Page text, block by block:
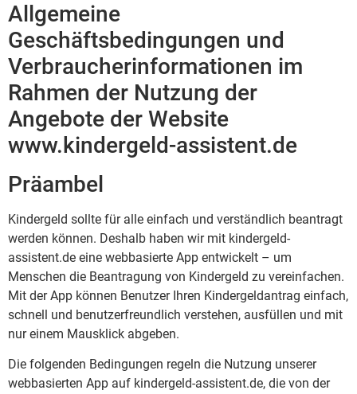
Allgemeine
Geschäftsbedingungen und
Verbraucherinformationen im
Rahmen der Nutzung der
Angebote der Website
www.kindergeld-assistent.de
Präambel
Kindergeld sollte für alle einfach und verständlich beantragt
werden können. Deshalb haben wir mit kindergeld-
assistent.de eine webbasierte App entwickelt – um
Menschen die Beantragung von Kindergeld zu vereinfachen.
Mit der App können Benutzer Ihren Kindergeldantrag einfach,
schnell und benutzerfreundlich verstehen, ausfüllen und mit
nur einem Mausklick abgeben.
Die folgenden Bedingungen regeln die Nutzung unserer
webbasierten App auf kindergeld-assistent.de, die von der